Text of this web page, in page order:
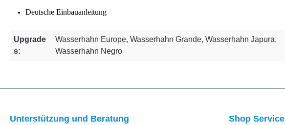
Deutsche Einbauanleitung
Upgrade
s:
Wasserhahn Europe, Wasserhahn Grande, Wasserhahn Japura,
Wasserhahn Negro
Unterstützung und Beratung Shop Service